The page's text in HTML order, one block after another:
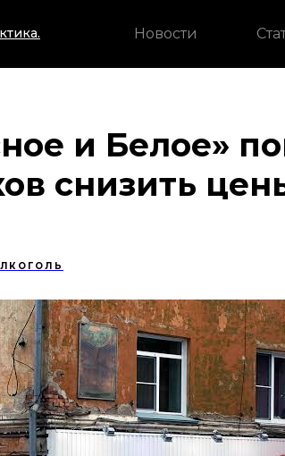
Новости
и Белое»
снизить